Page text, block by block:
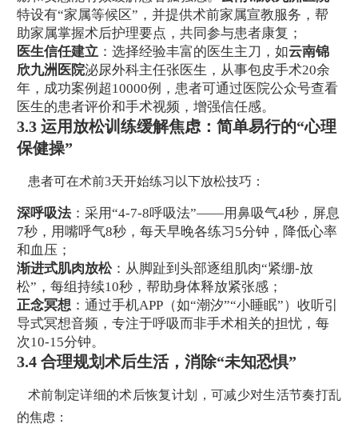
特设有“家属等候区”，并提供术前家属宣教服务，帮
助家属掌握术后护理要点，共同参与患者康复；
医生信任建立 ：选择经验丰富的医生主刀，如云南锦
欣九洲医院泌尿外科主任张医生，从事包皮手术20余
年，成功案例超10000例，患者可通过医院公众号查看
医生的患者评价和手术视频，增强信任感。
3.3 运用放松训练缓解焦虑：简单易行的“心理
保健操”
患者可在术前3天开始练习以下放松技巧：
深呼吸法 ：采用“4-7-8呼吸法”——用鼻吸气4秒，屏息
7秒，用嘴呼气8秒，每天早晚各练习5分钟，降低心率
和血压；
渐进式肌肉放松：从脚趾到头部逐组肌肉“紧绷-放
松”，每组持续10秒，帮助身体释放紧张感；
正念冥想 ：通过手机APP（如“潮汐”“小睡眠”）收听引
导式冥想音频，专注于呼吸而非手术相关的担忧，每
次10-15分钟。
3.4 合理规划术后生活，消除“未知恐惧”
术前制定详细的术后恢复计划，可减少对生活节奏打乱
的焦虑：